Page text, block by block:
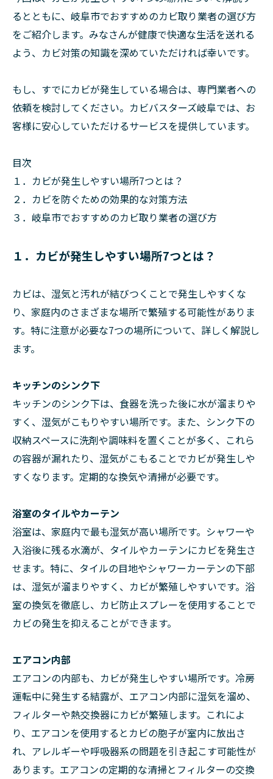
るとともに、岐阜市でおすすめのカビ取り業者の選び方
をご紹介します。みなさんが健康で快適な生活を送れる
よう、カビ対策の知識を深めていただければ幸いです。
もし、すでにカビが発生している場合は、専門業者への
依頼を検討してください。カビバスターズ岐阜では、お
客様に安心していただけるサービスを提供しています。
目次
１．カビが発生しやすい場所7つとは？
２．カビを防ぐための効果的な対策方法
３．岐阜市でおすすめのカビ取り業者の選び方
１．カビが発生しやすい場所7つとは？
カビは、湿気と汚れが結びつくことで発生しやすくな
り、家庭内のさまざまな場所で繁殖する可能性がありま
す。特に注意が必要な7つの場所について、詳しく解説し
ます。
キッチンのシンク下
キッチンのシンク下は、食器を洗った後に水が溜まりや
すく、湿気がこもりやすい場所です。また、シンク下の
収納スペースに洗剤や調味料を置くことが多く、これら
の容器が漏れたり、湿気がこもることでカビが発生しや
すくなります。定期的な換気や清掃が必要です。
浴室のタイルやカーテン
浴室は、家庭内で最も湿気が高い場所です。シャワーや
入浴後に残る水滴が、タイルやカーテンにカビを発生さ
せます。特に、タイルの目地やシャワーカーテンの下部
は、湿気が溜まりやすく、カビが繁殖しやすいです。浴
室の換気を徹底し、カビ防止スプレーを使用することで
カビの発生を抑えることができます。
エアコン内部
エアコンの内部も、カビが発生しやすい場所です。冷房
運転中に発生する結露が、エアコン内部に湿気を溜め、
フィルターや熱交換器にカビが繁殖します。これによ
り、エアコンを使用するとカビの胞子が室内に放出さ
れ、アレルギーや呼吸器系の問題を引き起こす可能性が
あります。エアコンの定期的な清掃とフィルターの交換